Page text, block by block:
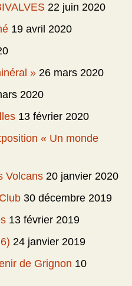
22 juin 2020
19 avril 2020
» 26 mars 2020
2020
13 février 2020
« Un monde
Volcans 20 janvier 2020
30 décembre 2019
13 février 2019
24 janvier 2019
de Grignon 10